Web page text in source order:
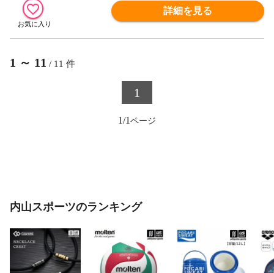
詳細を見る
1 ～ 11 / 11 件
1
1/1
内山スポーツのランキング